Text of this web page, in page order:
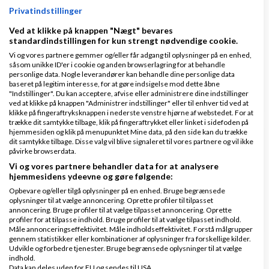
Kan jeg oprette en dansk virksomhed, hvis jeg
Nyeste indlægafPernilleL,den 26-06-2026 kl.
15:56
2 svar
Lukning af ApS med gæld og holdingselskab
Nyeste indlægafHerman-60 ,den 05-05-2026 kl.
20:40
4 svar
Privatindstillinger
Ved at klikke på knappen "Nægt" bevares
standardindstillingen for kun strengt nødvendige cookie.
Vi og vores partnere gemmer og/eller får adgang til oplysninger på en enhed,
såsom unikke ID'er i cookie og anden browserlagring for at behandle
personlige data. Nogle leverandører kan behandle dine personlige data
baseret på legitim interesse, for at gøre indsigelse mod dette åbne
"Indstillinger". Du kan acceptere, afvise eller administrere dine indstillinger
ved at klikke på knappen "Administrer indstillinger" eller til enhver tid ved at
klikke på fingeraftryksknappen i nederste venstre hjørne af webstedet. For at
trække dit samtykke tilbage, klik på fingeraftrykket eller linket i sidefoden på
hjemmesiden og klik på menupunktet Mine data, på den side kan du trække
dit samtykke tilbage. Disse valg vil blive signaleret til vores partnere og vil ikke
påvirke browserdata.
Vi og vores partnere behandler data for at analysere
hjemmesidens ydeevne og gøre følgende:
Opbevare og/eller tilgå oplysninger på en enhed. Bruge begrænsede
oplysninger til at vælge annoncering. Oprette profiler til tilpasset
annoncering. Bruge profiler til at vælge tilpasset annoncering. Oprette
profiler for at tilpasse indhold. Bruge profiler til at vælge tilpasset indhold.
Måle annonceringseffektivitet. Måle indholdseffektivitet. Forstå målgrupper
gennem statistikker eller kombinationer af oplysninger fra forskellige kilder.
Udvikle og forbedre tjenester. Bruge begrænsede oplysninger til at vælge
indhold.
Data kan deles uden for EU og sendes til USA.